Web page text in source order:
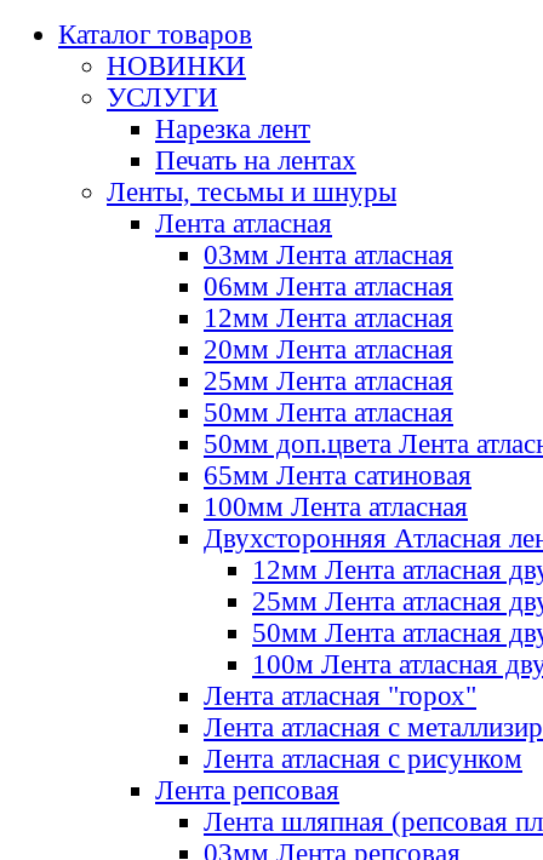
Каталог товаров
НОВИНКИ
УСЛУГИ
Нарезка лент
Печать на лентах
Ленты, тесьмы и шнуры
Лента атласная
03мм Лента атласная
06мм Лента атласная
12мм Лента атласная
20мм Лента атласная
25мм Лента атласная
50мм Лента атласная
50мм доп.цвета Лента
65мм Лента сатиновая
100мм Лента атласная
Двухсторонняя Атласная
12мм Лента атласная
25мм Лента атласная
50мм Лента атласная
100м Лента атласная
Лента атласная "горох"
Лента атласная с
Лента атласная с рисунком
Лента репсовая
Лента шляпная (репсовая
03мм Лента репсовая